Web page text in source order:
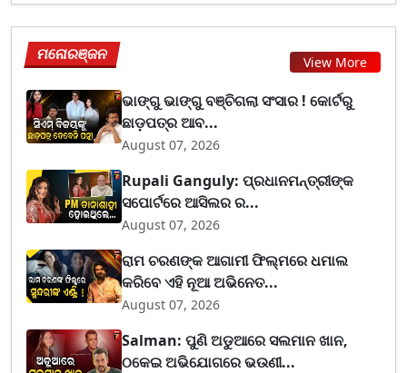
ମନୋରଞ୍ଜନ View More
ଭାଙ୍ଗୁ ଭାଙ୍ଗୁ ବଞ୍ଚିଗଲା ସଂସାର ! କୋର୍ଟରୁ
ଛାଡ଼ପତ୍ର ଆବ...
August 07, 2026
Rupali Ganguly: ପ୍ରଧାନମନ୍ତ୍ରୀଙ୍କ
ସପୋର୍ଟରେ ଆସିଲର ର...
August 07, 2026
ରାମ ଚରଣଙ୍କ ଆଗାମୀ ଫିଲ୍ମରେ ଧମାଲ
କରିବେ ଏହି ନୂଆ ଅଭିନେତ...
August 07, 2026
Salman: ପୁଣି ଅଡୁଆରେ ସଲମାନ ଖାନ,
ଠକେଇ ଅଭିଯୋଗରେ ଭଉଣୀ...